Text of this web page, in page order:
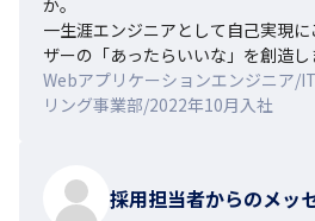
一生涯エンジニアとして自己実現
ザーの「あったらいいな」を創造し
Webアプリケーションエンジニア/
リング事業部/2022年10月入社
採用担当者からのメッ